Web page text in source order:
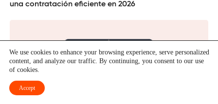
una contratación eficiente en 2026
We use cookies to enhance your browsing experience, serve personalized
content, and analyze our traffic. By continuing, you consent to our use
of cookies.
Accept